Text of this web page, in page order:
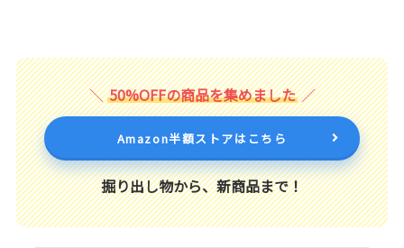
50%OFFの商品を集めました
Amazon半額ストアはこちら
掘り出し物から、新商品まで！